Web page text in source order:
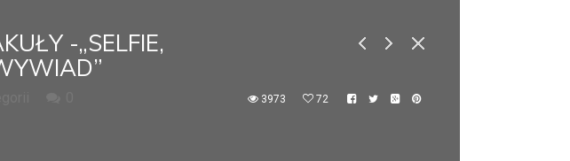
-„SELFIE,
3973 72